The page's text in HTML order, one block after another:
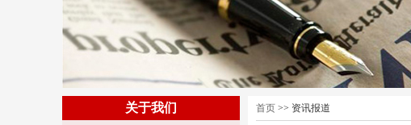
关于我们 首页 >> 资讯报道